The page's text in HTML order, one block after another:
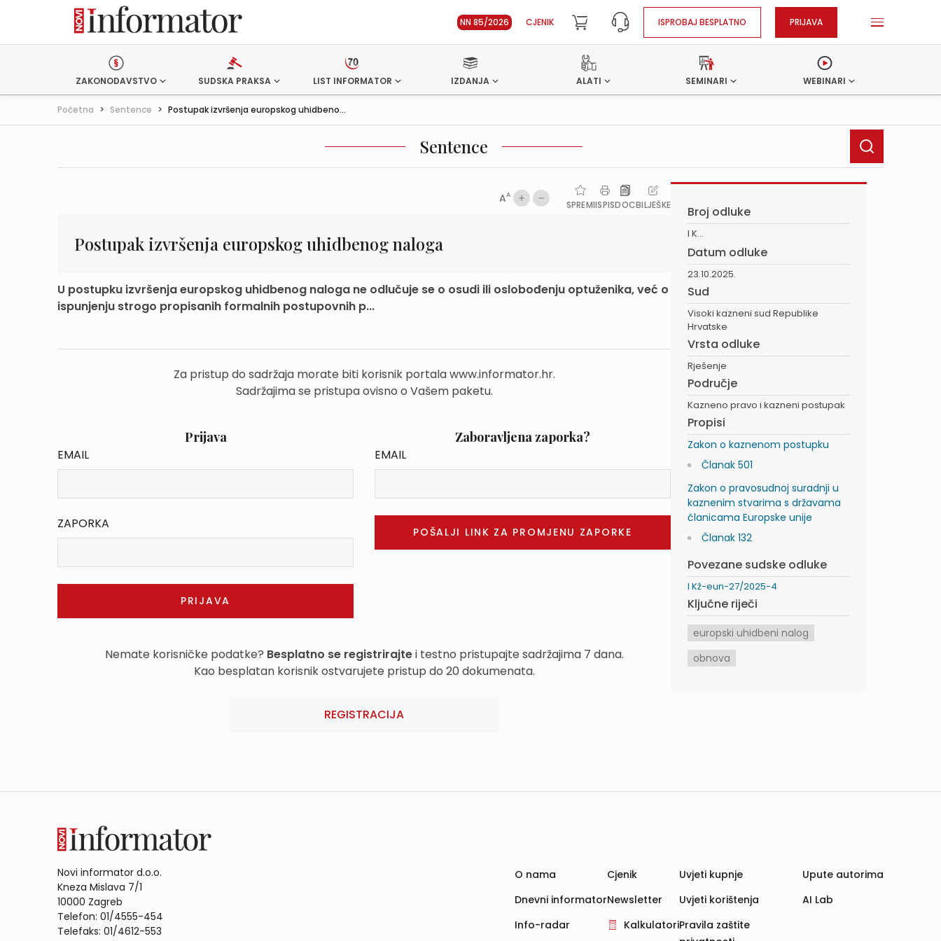
NN 85/2026 CJENIK ISPROBAJ BESPLATNO PRIJAVA
ZAKONODAVSTVO SUDSKA PRAKSA LIST INFORMATOR IZDANJA ALATI SEMINARI WEBINARI
Početna > Sentence > Postupak izvršenja europskog uhidbeno...
Sentence
AA
SPREMIISPISDOCBILJEŠKE
Postupak izvršenja europskog uhidbenog naloga
U postupku izvršenja europskog uhidbenog naloga ne odlučuje se o osudi ili oslobođenju optuženika, već o
ispunjenju strogo propisanih formalnih postupovnih p...
Za pristup do sadržaja morate biti korisnik portala www.informator.hr.
Sadržajima se pristupa ovisno o Vašem paketu.
Prijava
EMAIL
ZAPORKA
Zaboravljena zaporka?
EMAIL
Nemate korisničke podatke? Besplatno se registrirajtei testno pristupajte sadržajima 7 dana.
Kao besplatan korisnik ostvarujete pristup do 20 dokumenata.
REGISTRACIJA
Broj odluke
I K...
Datum odluke
23.10.2025.
Sud
Visoki kazneni sud Republike
Hrvatske
Vrsta odluke
Rješenje
Područje
Kazneno pravo i kazneni postupak
Propisi
Zakon o kaznenom postupku
Članak 501
Zakon o pravosudnoj suradnji u
kaznenim stvarima s državama
članicama Europske unije
Članak 132
Povezane sudske odluke
I Kž-eun-27/2025-4
Ključne riječi
europski uhidbeni nalog
obnova
Novi informator d.o.o.
Kneza Mislava 7/1
10000 Zagreb
Telefon: 01/4555-454
Telefaks: 01/4612-553
O nama
Dnevni informator
Info-radar
Cjenik
Newsletter
Kalkulatori
Uvjeti kupnje
Uvjeti korištenja
Pravila zaštite
Upute autorima
AI Lab